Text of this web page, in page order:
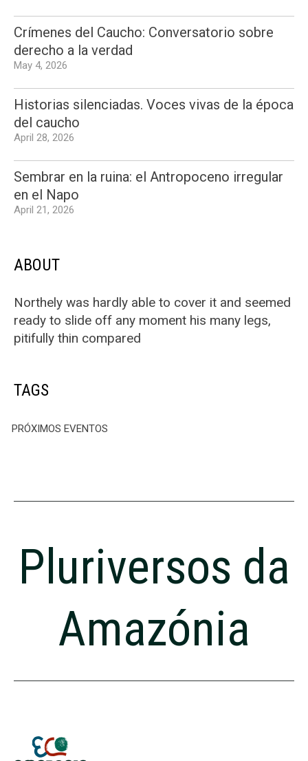
Crímenes del Caucho: Conversatorio sobre
derecho a la verdad
May 4, 2026
Historias silenciadas. Voces vivas de la época
del caucho
April 28, 2026
Sembrar en la ruina: el Antropoceno irregular
en el Napo
April 21, 2026
ABOUT
Northely was hardly able to cover it and seemed
ready to slide off any moment his many legs,
pitifully thin compared
TAGS
PRÓXIMOS EVENTOS
Pluriversos da
Amazónia